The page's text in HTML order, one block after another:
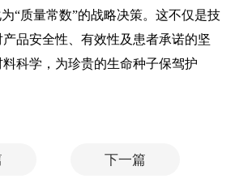
“质量常数”的战略决策。这不仅是技
品安全性、有效性及患者承诺的坚
科学，为珍贵的生命种子保驾护
下一篇